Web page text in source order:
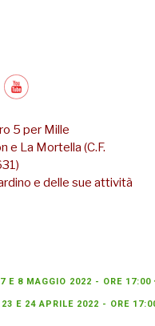
5 per Mille
e La Mortella (C.F.
e delle sue attività
E 8 MAGGIO 2022 - ORE 17:00
E 24 APRILE 2022 - ORE